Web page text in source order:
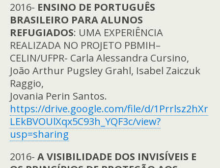
2016- ENSINO DE PORTUGUÊS
BRASILEIRO PARA ALUNOS
REFUGIADOS: UMA EXPERIÊNCIA
REALIZADA NO PROJETO PBMIH–
CELIN/UFPR- Carla Alessandra Cursino,
João Arthur Pugsley Grahl, Isabel Zaiczuk
Raggio,
Jovania Perin Santos.
https://drive.google.com/file/d/1Prrlsz2hXr
LEkBVOUlXqx5C93h_YQF3c/view?
usp=sharing
2016- A VISIBILIDADE DOS INVISÍVEIS E